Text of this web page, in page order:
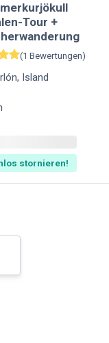
Tour +
(1 Bewertungen)
, Island
stornieren!